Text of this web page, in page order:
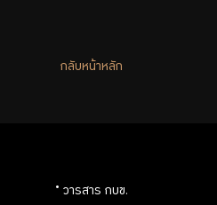
กลับหน้าหลัก
วารสาร กบข.